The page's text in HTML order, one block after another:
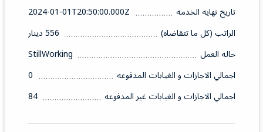
تاريخ نهايه الخدمه
2024-01-01T20:50:00.000Z
الراتب (كل ما تتقاضاه)
556 دينار
حاله العمل
StillWorking
اجمالي الاجازات و الغيابات المدفوعه
0
اجمالي الاجازات و الغيابات غير المدفوعه
84